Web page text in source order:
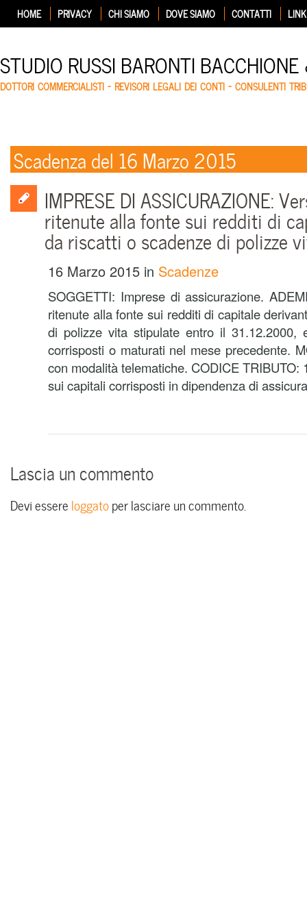
HOME PRIVACY CHI SIAMO DOVE SIAMO CONTATTI LINK
STUDIO RUSSI BARONTI
DOTTORI COMMERCIALISTI – REVISORI LEGALI DEI CONTI – CONSULENTI
Scadenza del 16 Marzo 2015
IMPRESE DI ASSICURAZIONE:
ritenute alla fonte sui redditi di
da riscatti o scadenze di polizze
16 Marzo 2015 in Scadenze
SOGGETTI: Imprese di assicurazione.
ritenute alla fonte sui redditi di capitale
di polizze vita stipulate entro il 31.12.2000,
corrisposti o maturati nel mese precedente.
con modalità telematiche. CODICE TRIBUTO:
sui capitali corrisposti in dipendenza di
Lascia un commento
Devi essere loggatoper lasciare un commento.